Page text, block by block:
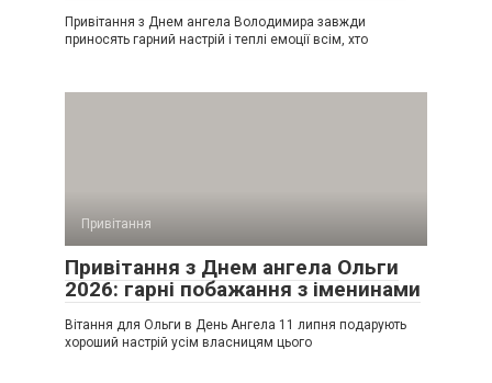
Привітання з Днем ангела Володимира завжди
приносять гарний настрій і теплі емоції всім, хто
Привітання
Привітання з Днем ангела Ольги
2026: гарні побажання з іменинами
Вітання для Ольги в День Ангела 11 липня подарують
хороший настрій усім власницям цього